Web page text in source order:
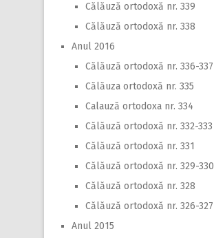
Călăuză ortodoxă nr. 339
Călăuză ortodoxă nr. 338
Anul 2016
Călăuză ortodoxă nr. 336-337
Călăuza ortodoxă nr. 335
Calauză ortodoxa nr. 334
Călăuză ortodoxă nr. 332-333
Călăuză ortodoxă nr. 331
Călăuză ortodoxă nr. 329-330
Călăuză ortodoxă nr. 328
Călăuză ortodoxă nr. 326-327
Anul 2015